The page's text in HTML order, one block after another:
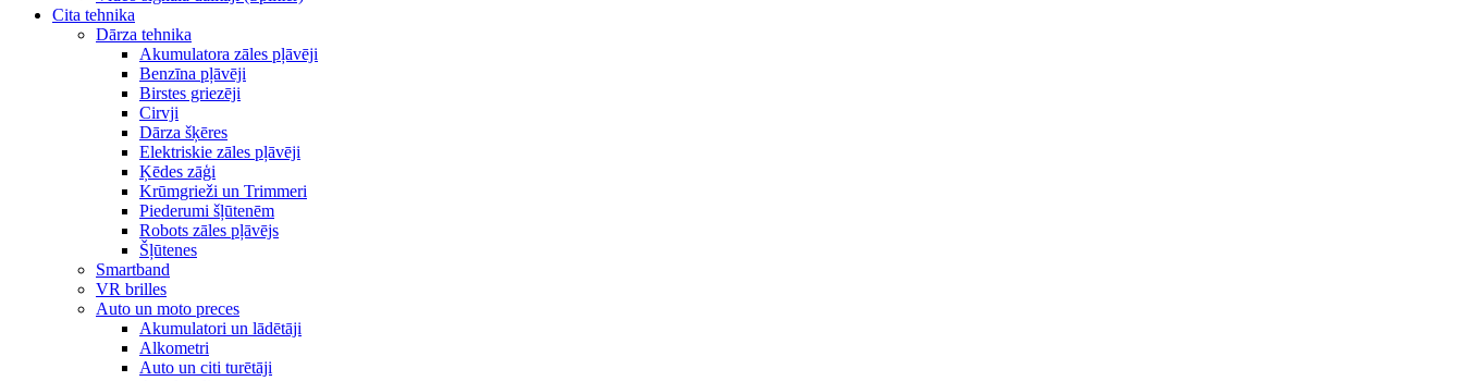
Cita tehnika
Dārza tehnika
Akumulatora zāles pļāvēji
Benzīna pļāvēji
Birstes griezēji
Cirvji
Dārza šķēres
Elektriskie zāles pļāvēji
Ķēdes zāģi
Krūmgrieži un Trimmeri
Piederumi šļūtenēm
Robots zāles pļāvējs
Šļūtenes
Smartband
VR brilles
Auto un moto preces
Akumulatori un lādētāji
Alkometri
Auto un citi turētāji